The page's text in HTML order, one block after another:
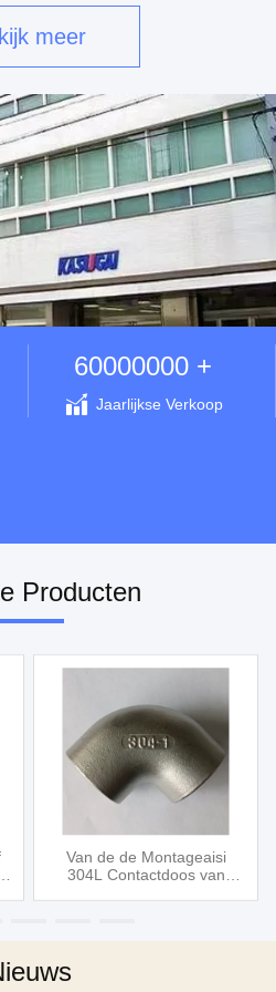
meer
60000000 +
Jaarlijkse Verkoop
Producten
Van de de Montageaisi
304L Contactdoos van